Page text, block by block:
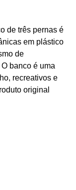
de três pernas é
em plástico
de
banco é uma
recreativos e
original